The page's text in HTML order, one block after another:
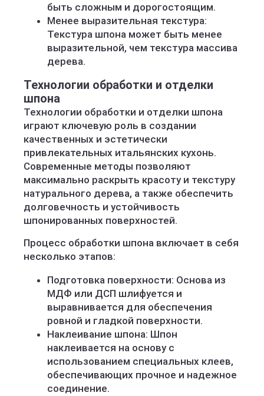
быть сложным и дорогостоящим.
Менее выразительная текстура:
Текстура шпона может быть менее
выразительной, чем текстура массива
дерева.
Технологии обработки и отделки
шпона
Технологии обработки и отделки шпона
играют ключевую роль в создании
качественных и эстетически
привлекательных итальянских кухонь.
Современные методы позволяют
максимально раскрыть красоту и текстуру
натурального дерева, а также обеспечить
долговечность и устойчивость
шпонированных поверхностей.
Процесс обработки шпона включает в себя
несколько этапов:
Подготовка поверхности: Основа из
МДФ или ДСП шлифуется и
выравнивается для обеспечения
ровной и гладкой поверхности.
Наклеивание шпона: Шпон
наклеивается на основу с
использованием специальных клеев,
обеспечивающих прочное и надежное
соединение.